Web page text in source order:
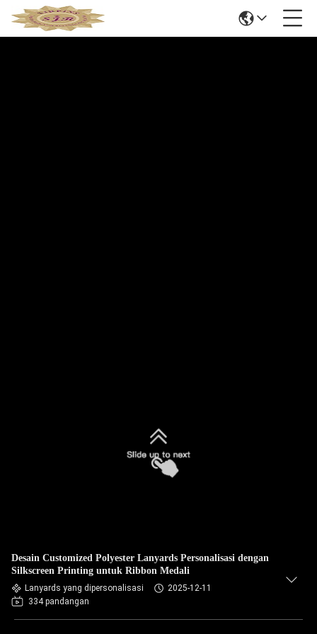
Desain Customized Polyester Lanyards Personalisasi dengan
Silkscreen Printing untuk Ribbon Medali
Lanyards yang dipersonalisasi
2025-12-11
334 pandangan